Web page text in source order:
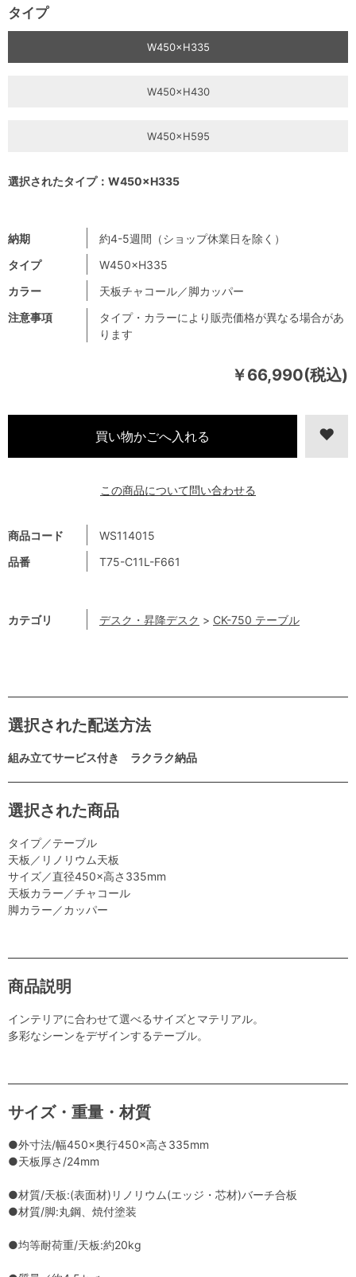
￥66,990(税込)
商品コード
WS114015
品番
T75-C11L-F661
カテゴリ デスク・昇降デスク > CK-750 テーブル
注意事項
タイプ・カラーにより販売価格が異なる場合があ
ります
納期
約4-5週間（ショップ休業日を除く）
タイプ
W450×H335
カラー
天板チャコール／脚カッパー
タイプ
W450×H335
W450×H430
W450×H595
選択されたタイプ：W450×H335
この商品について問い合わせる
選択された配送方法
組み立てサービス付き ラクラク納品
選択された商品
タイプ／テーブル
天板／リノリウム天板
サイズ／直径450×高さ335mm
天板カラー／チャコール
脚カラー／カッパー
商品説明
インテリアに合わせて選べるサイズとマテリアル。
多彩なシーンをデザインするテーブル。
サイズ・重量・材質
●外寸法/幅450×奥行450×高さ335mm
●天板厚さ/24mm
●材質/天板:(表面材)リノリウム(エッジ・芯材)バーチ合板
●材質/脚:丸鋼、焼付塗装
●均等耐荷重/天板:約20kg